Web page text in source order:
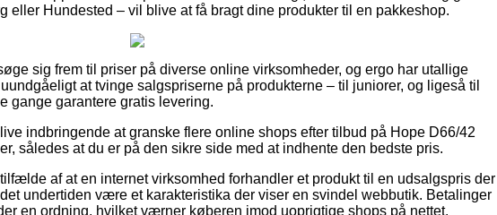
eller Hundested – vil blive at få bragt dine produkter til en pakkeshop.
sig frem til priser på diverse online virksomheder, og ergo har utallige
at tvinge salgspriserne på produkterne – til juniorer, og ligeså til
gange garantere gratis levering.
indbringende at granske flere online shops efter tilbud på Hope D66/42
således at du er på den sikre side med at indhente den bedste pris.
af at en internet virksomhed forhandler et produkt til en udsalgspris der
undertiden være et karakteristika der viser en svindel webbutik. Betalinger
en ordning, hvilket værner køberen imod uoprigtige shops på nettet.